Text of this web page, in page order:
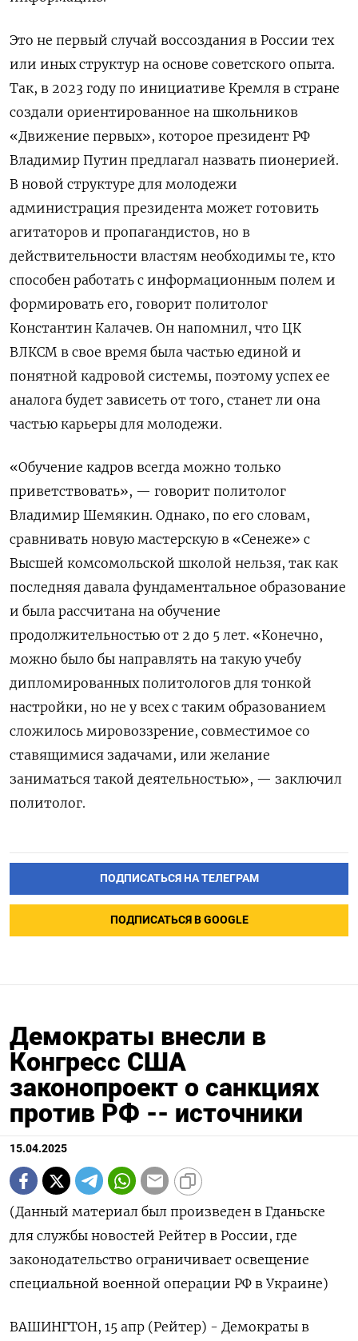
Это не первый случай воссоздания в России тех
или иных структур на основе советского опыта.
Так, в 2023 году по инициативе Кремля в стране
создали ориентированное на школьников
«Движение первых», которое президент РФ
Владимир Путин предлагал назвать пионерией.
В новой структуре для молодежи
администрация президента может готовить
агитаторов и пропагандистов, но в
действительности властям необходимы те, кто
способен работать с информационным полем и
формировать его, говорит политолог
Константин Калачев. Он напомнил, что ЦК
ВЛКСМ в свое время была частью единой и
понятной кадровой системы, поэтому успех ее
аналога будет зависеть от того, станет ли она
частью карьеры для молодежи.
«Обучение кадров всегда можно только
приветствовать», — говорит политолог
Владимир Шемякин. Однако, по его словам,
сравнивать новую мастерскую в «Сенеже» с
Высшей комсомольской школой нельзя, так как
последняя давала фундаментальное образование
и была рассчитана на обучение
продолжительностью от 2 до 5 лет. «Конечно,
можно было бы направлять на такую учебу
дипломированных политологов для тонкой
настройки, но не у всех с таким образованием
сложилось мировоззрение, совместимое со
ставящимися задачами, или желание
заниматься такой деятельностью», — заключил
политолог.
ПОДПИСАТЬСЯ НА ТЕЛЕГРАМ
ПОДПИСАТЬСЯ В GOOGLE
Демократы внесли в
Конгресс США
законопроект о санкциях
против РФ -- источники
15.04.2025
(Данный материал был произведен в Гданьске
для службы новостей Рейтер в России, где
законодательство ограничивает освещение
специальной военной операции РФ в Украине)
ВАШИНГТОН, 15 апр (Рейтер) - Демократы в